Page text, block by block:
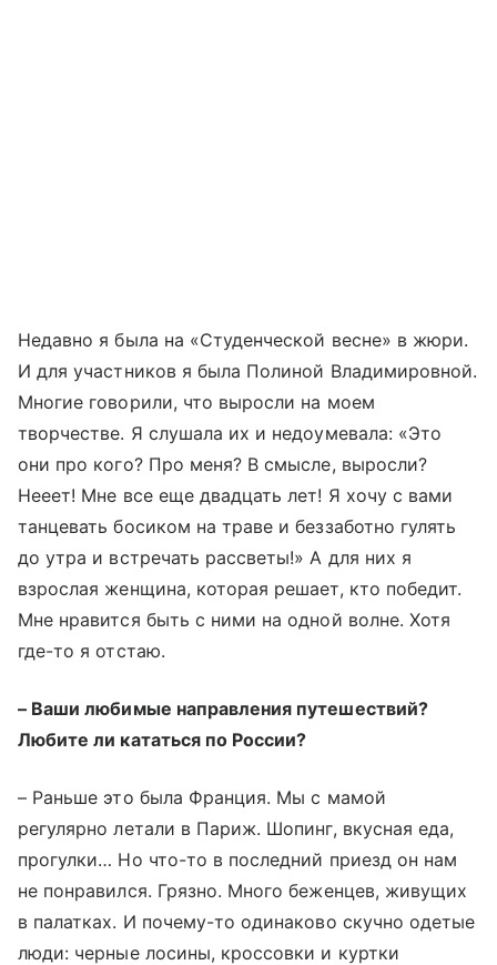
Недавно я была на «Студенческой весне» в жюри.
И для участников я была Полиной Владимировной.
Многие говорили, что выросли на моем
творчестве. Я слушала их и недоумевала: «Это
они про кого? Про меня? В смысле, выросли?
Нееет! Мне все еще двадцать лет! Я хочу с вами
танцевать босиком на траве и беззаботно гулять
до утра и встречать рассветы!» А для них я
взрослая женщина, которая решает, кто победит.
Мне нравится быть с ними на одной волне. Хотя
где-то я отстаю.
– Ваши любимые направления путешествий?
Любите ли кататься по России?
– Раньше это была Франция. Мы с мамой
регулярно летали в Париж. Шопинг, вкусная еда,
прогулки… Но что-то в последний приезд он нам
не понравился. Грязно. Много беженцев, живущих
в палатках. И почему-то одинаково скучно одетые
люди: черные лосины, кроссовки и куртки